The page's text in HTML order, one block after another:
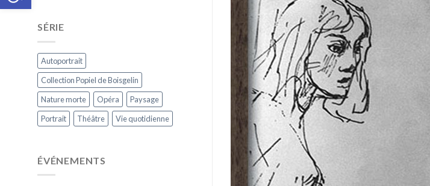
SÉRIE
Autoportrait
Collection Popiel de Boisgelin
Nature morte
Opéra
Paysage
Portrait
Théâtre Vie quotidienne
ÉVÉNEMENTS